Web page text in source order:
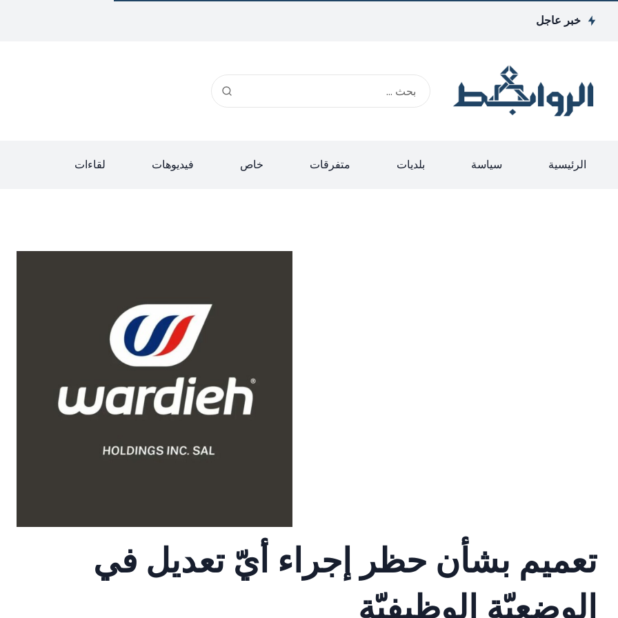
خبر عاجل
الرئيسية سياسة بلديات متفرقات خاص فيديوهات لقاءات
تعميم بشأن حظر إجراء أيّ تعديل في
الوضعيّة الوظيفيّة